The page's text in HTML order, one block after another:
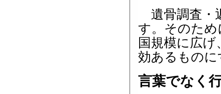
遺骨調査・
す。そのた
国規模に広
効あるもの
言葉でなく